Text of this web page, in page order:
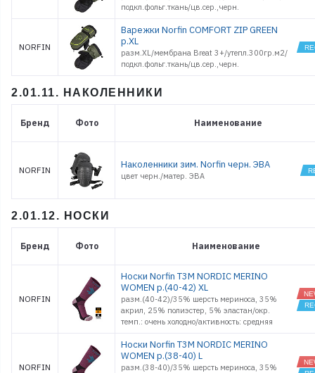
подкл.фольг.ткань/цв.сер.,черн.
NORFIN
Варежки Norfin COMFORT ZIP GREEN
р.XL
разм.XL/мембрана Breat 3+/утепл.300гр.м2/
подкл.фольг.ткань/цв.сер.,черн.
2.01.11. НАКОЛЕННИКИ
Бренд Фото Наименование
NORFIN Наколенники зим. Norfin черн. ЭВА
цвет черн./матер. ЭВА
2.01.12. НОСКИ
Бренд Фото Наименование
NORFIN
Носки Norfin T3M NORDIC MERINO
WOMEN р.(40-42) XL
разм.(40-42)/35% шерсть мериноса, 35%
акрил, 25% полиэстер, 5% эластан/окр.
темп.: очень холодно/активность: средняя
NORFIN
Носки Norfin T3M NORDIC MERINO
WOMEN р.(38-40) L
разм.(38-40)/35% шерсть мериноса, 35%